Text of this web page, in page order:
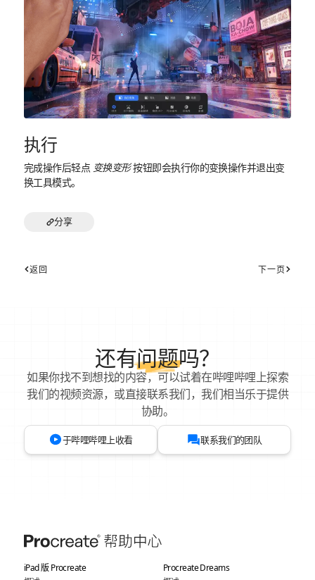
执行
完成操作后轻点 变换变形按钮即会执行你的变换操作并退出变
换工具模式。
分享
返回 下一页
还有问题吗？
如果你找不到想找的内容，可以试着在哔哩哔哩上探索
我们的视频资源，或直接联系我们，我们相当乐于提供
协助。
于哔哩哔哩上收看 联系我们的团队
iPad 版 Procreate
Procreate Dreams